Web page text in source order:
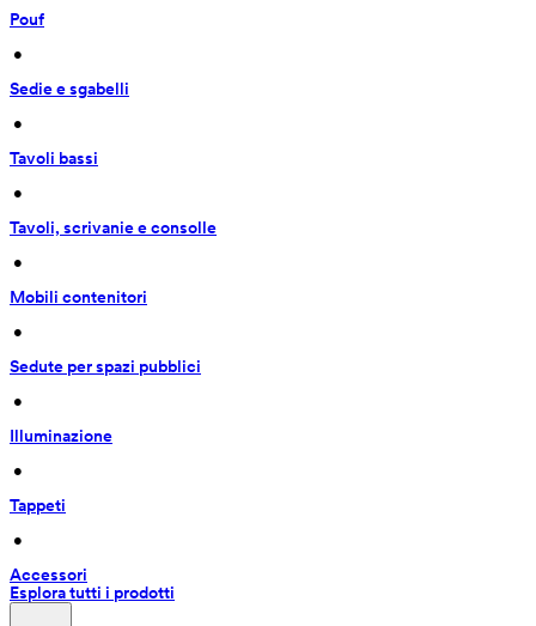
Pouf
•
Sedie e sgabelli
•
Tavoli bassi
•
Tavoli, scrivanie e consolle
•
Mobili contenitori
•
Sedute per spazi pubblici
•
Illuminazione
•
Tappeti
•
Accessori
Esplora tutti i prodotti